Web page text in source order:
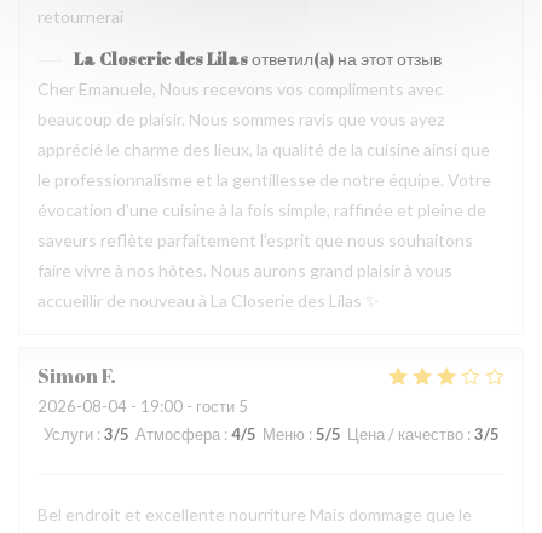
retournerai
La Closerie des Lilasответил(а) на этот отзыв
Cher Emanuele, Nous recevons vos compliments avec
beaucoup de plaisir. Nous sommes ravis que vous ayez
apprécié le charme des lieux, la qualité de la cuisine ainsi que
le professionnalisme et la gentillesse de notre équipe. Votre
évocation d’une cuisine à la fois simple, raffinée et pleine de
saveurs reflète parfaitement l’esprit que nous souhaitons
faire vivre à nos hôtes. Nous aurons grand plaisir à vous
accueillir de nouveau à La Closerie des Lilas ✨
SimonF
2026-08-04 - 19:00 - гости 5
Услуги : 3/5 Атмосфера : 4/5 Меню : 5/5 Цена / качество : 3/5
Bel endroit et excellente nourriture Mais dommage que le